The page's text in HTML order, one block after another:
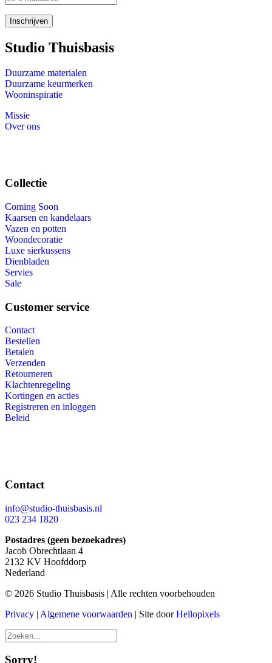
Studio Thuisbasis
Duurzame materialen
Duurzame keurmerken
Wooninspiratie
Missie
Over ons
Collectie
Coming Soon
Kaarsen en kandelaars
Vazen en potten
Woondecoratie
Luxe sierkussens
Dienbladen
Servies
Sale
Customer service
Contact
Bestellen
Betalen
Verzenden
Retourneren
Klachtenregeling
Kortingen en acties
Registreren en inloggen
Beleid
Contact
info@studio-thuisbasis.nl
023 234 1820
Postadres (geen bezoekadres)
Jacob Obrechtlaan 4
2132 KV Hoofddorp
Nederland
© 2026 Studio Thuisbasis | Alle rechten voorbehouden
Privacy | Algemene voorwaarden | Site doorHellopixels
Sorry!